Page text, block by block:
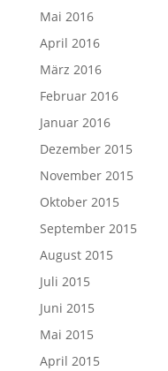
Mai 2016
April 2016
März 2016
Februar 2016
Januar 2016
Dezember 2015
November 2015
Oktober 2015
September 2015
August 2015
Juli 2015
Juni 2015
Mai 2015
April 2015